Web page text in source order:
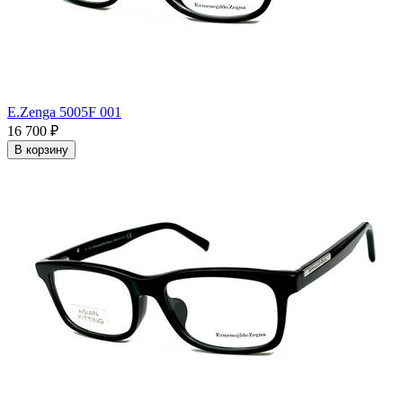
E.Zenga 5005F 001
16 700 ₽
В корзину